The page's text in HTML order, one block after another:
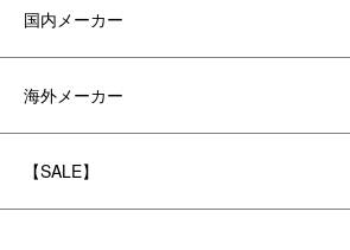
国内メーカー
海外メーカー
【SALE】